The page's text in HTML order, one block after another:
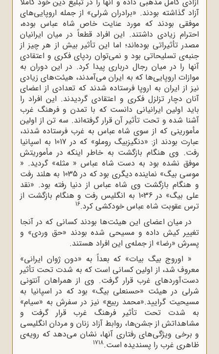
آزاد گذاشته بودند. «برادران شرلی» از جمله اروپایی‌های
موفقی بودند که مورد عنایت خاص شاه عباس بوده،
احترام زیادی داشتند. این افراد قطعاً در میان ایرانیان
مصدر تأثیراتی بوده‌اند؛ اما این تأثیر بیش از هر چیز از
جنبه‌ی تسلیحاتی بود و نمی‌توان ردپای فکری و اعتقادی
آنها را در میان رجال درباری پیدا کرد. در این دوران به
موازات اروپایی‌ها که به ایران می‌آمدند، هیئت‌های زیادی
نیز از ایران به اروپا فرستاده ‌شدند که تعدادی از اعضای
آنان دچار تزلزل فکری و اعتقادی ‌گردیدند. این افراد را
باید اولین ایرانیانی دانست که با تمدن و فرهنگ غرب
آشنا شده و تحت تأثیر آن قرار گرفته‌اند. سه تن از اولین
مأمورینی که از سوی شاه عباس به غرب فرستاده شدند،
عبارت بودند از: «دنگیزبیگ روملو» که در 1017 به اسپانیا
رفت. وی هنگام بازگشت به خاطر اینکه در مأموریتش
موفق نشده بود به دست شاه عباس « مثله» گردید. «
موسی بیگ» نماینده دیگری بود که در 1035 به هلند رفت
و هنگام بازگشت وی شاه عباس از دنیا رفته بود. «نقد
علی بیگ» در 1036 به انگلیس رفت و هنگام بازگشت از
ترس عقوبت شاه عباس خودکشی کرد.16
در میان اعضای این هیئت‌ها بودند کسانی که در آنجا
تغییر کیش داده و مسیحی شده بودند «حق وردی» و
پسرش «رضا» از جمله‌ی این افراد هستند.
« اوروج بیگ بیات» که بعداً به «دون ژوان ایرانی»
معروف شد، از اولین کسانی است که به شدت تحت تأثیر
دست‌آوردهای غرب قرار گرفت. وی از همراهان آنتونی
شرلی در هیئت «حسنعلی بیگ» بود که در اسپانیا به
مسیحیت گرایید.«محمد ربیع» نیز در سفرش به «سیام»
به شدت تحت تأثیر فرهنگ غرب قرار گرفت و
مشاهداتش از جشن‌ها، روابط آزاد زنان و مردان انگلیسی
و برخی ویژگی‌های رفتاری آنها، نشان می‌دهد که رویه‌ی
ظاهری غرب را پسندیده است.
1718